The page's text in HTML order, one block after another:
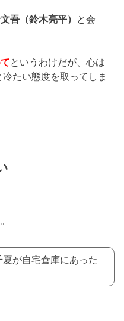
吾（鈴木亮平） と会
というわけだが、心は
たい態度を取ってしま
が自宅倉庫にあった